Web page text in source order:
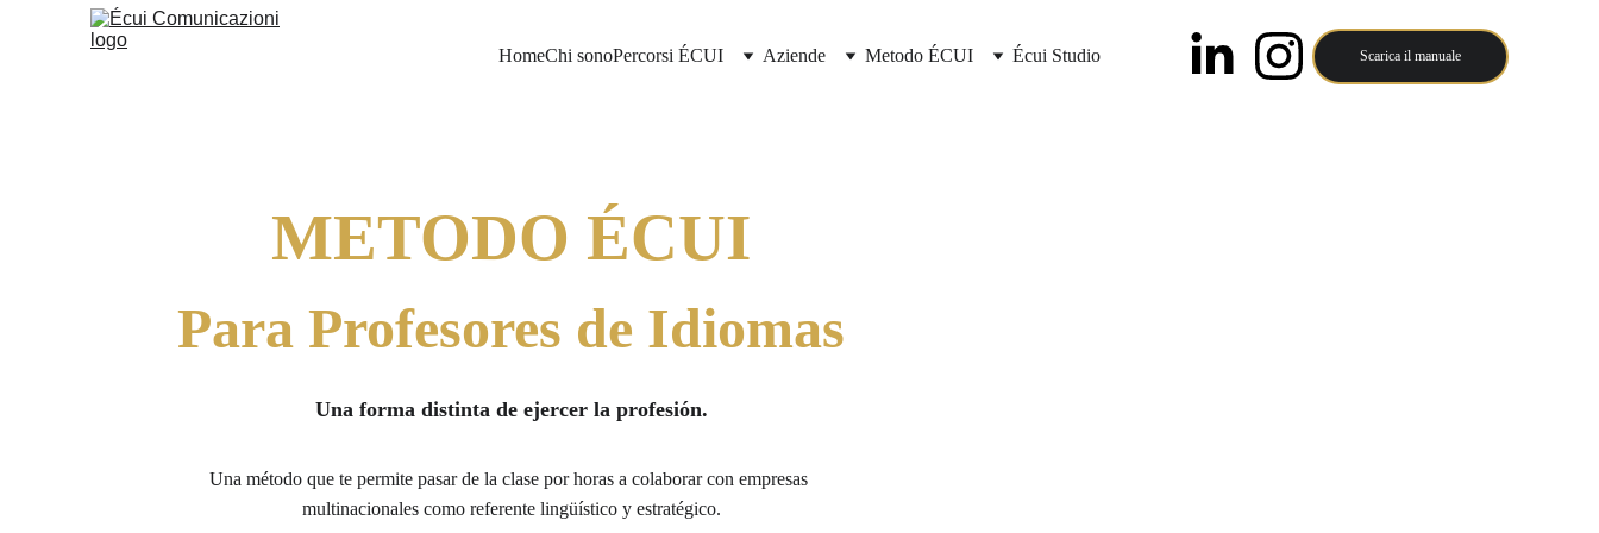
HomeChi sonoPercorsi ÉCUI Aziende Metodo ÉCUI Écui Studio Scarica il manuale
METODO ÉCUI
Para Profesores de Idiomas
Una forma distinta de ejercer la profesión.
Una método que te permite pasar de la clase por horas a colaborar con empresas
multinacionales como referente lingüístico y estratégico.